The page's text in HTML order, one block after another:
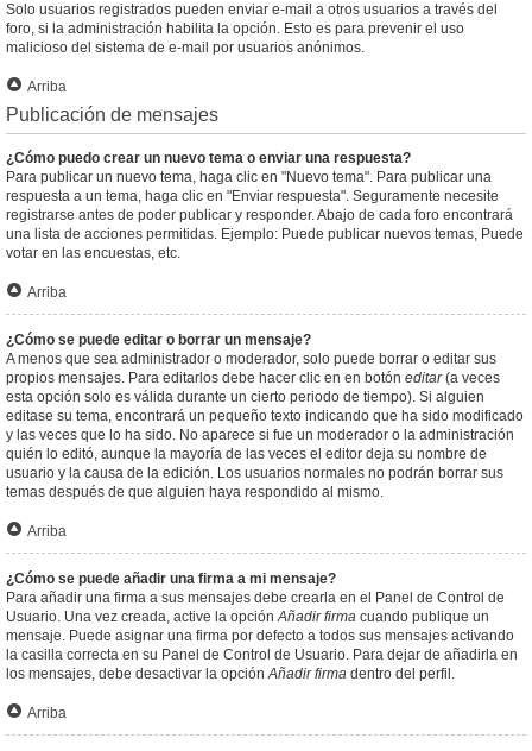
Solo usuarios registrados pueden enviar e-mail a otros usuarios a través del
foro, si la administración habilita la opción. Esto es para prevenir el uso
malicioso del sistema de e-mail por usuarios anónimos.
Arriba
Publicación de mensajes
¿Cómo puedo crear un nuevo tema o enviar una respuesta?
Para publicar un nuevo tema, haga clic en "Nuevo tema". Para publicar una
respuesta a un tema, haga clic en "Enviar respuesta". Seguramente necesite
registrarse antes de poder publicar y responder. Abajo de cada foro encontrará
una lista de acciones permitidas. Ejemplo: Puede publicar nuevos temas, Puede
votar en las encuestas, etc.
Arriba
¿Cómo se puede editar o borrar un mensaje?
A menos que sea administrador o moderador, solo puede borrar o editar sus
propios mensajes. Para editarlos debe hacer clic en en botón editar(a veces
esta opción solo es válida durante un cierto periodo de tiempo). Si alguien
editase su tema, encontrará un pequeño texto indicando que ha sido modificado
y las veces que lo ha sido. No aparece si fue un moderador o la administración
quién lo editó, aunque la mayoría de las veces el editor deja su nombre de
usuario y la causa de la edición. Los usuarios normales no podrán borrar sus
temas después de que alguien haya respondido al mismo.
Arriba
¿Cómo se puede añadir una firma a mi mensaje?
Para añadir una firma a sus mensajes debe crearla en el Panel de Control de
Usuario. Una vez creada, active la opciónAñadir firma cuando publique un
mensaje. Puede asignar una firma por defecto a todos sus mensajes activando
la casilla correcta en su Panel de Control de Usuario. Para dejar de añadirla en
los mensajes, debe desactivar la opciónAñadir firma dentro del perfil.
Arriba